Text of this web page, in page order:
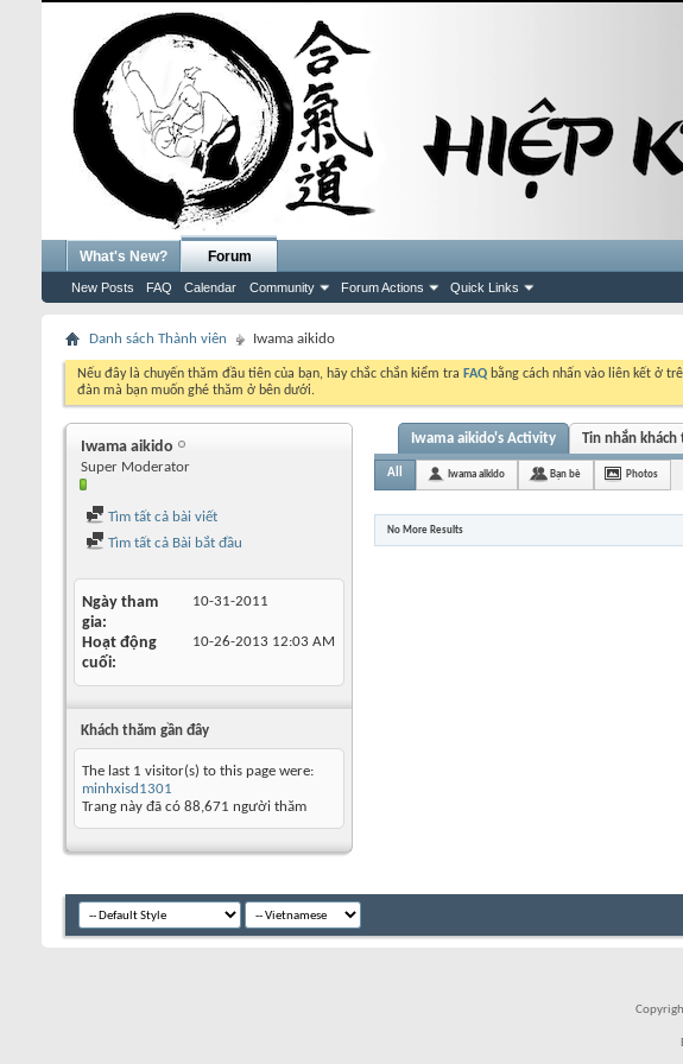
What's New? Forum
New Posts FAQ Calendar Community Forum Actions Quick Links
Danh sách Thành viên Iwama aikido
Nếu đây là chuyến thăm đầu tiên của bạn, hãy chắc chắn kiểm tra FAQ bằng cách nhấn vào liên kết ở
đàn mà bạn muốn ghé thăm ở bên dưới.
Iwama aikido
Super Moderator
Tìm tất cả bài viết
Tìm tất cả Bài bắt đầu
Ngày tham
gia
10-31-2011
Hoạt động
cuối
10-26-2013 12:03 AM
Khách thăm gần đây
The last 1 visitor(s) to this page were:
minhxisd1301
Trang này đã có 88,671 người thăm
Iwama aikido's Activity Tin nhắn khách
All Iwama aikido Bạn bè Photos
No More Results